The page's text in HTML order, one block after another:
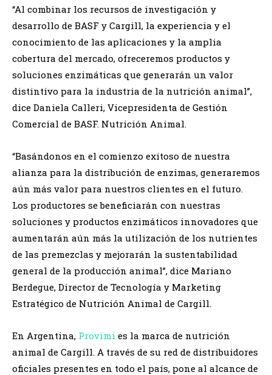
“Al combinar los recursos de investigación y
desarrollo de BASF y Cargill, la experiencia y el
conocimiento de las aplicaciones y la amplia
cobertura del mercado, ofreceremos productos y
soluciones enzimáticas que generarán un valor
distintivo para la industria de la nutrición animal”,
dice Daniela Calleri, Vicepresidenta de Gestión
Comercial de BASF. Nutrición Animal.
“Basándonos en el comienzo exitoso de nuestra
alianza para la distribución de enzimas, generaremos
aún más valor para nuestros clientes en el futuro.
Los productores se beneficiarán con nuestras
soluciones y productos enzimáticos innovadores que
aumentarán aún más la utilización de los nutrientes
de las premezclas y mejorarán la sustentabilidad
general de la producción animal”, dice Mariano
Berdegue, Director de Tecnología y Marketing
Estratégico de Nutrición Animal de Cargill.
En Argentina, Provimi es la marca de nutrición
animal de Cargill. A través de su red de distribuidores
oficiales presentes en todo el país, pone al alcance de